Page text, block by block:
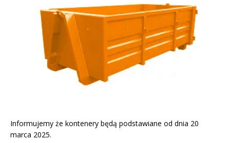
Informujemy że kontenery będą podstawiane od dnia 20
marca 2025.